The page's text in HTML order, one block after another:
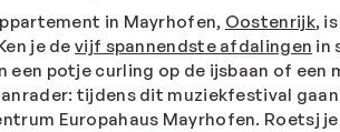
in Mayrhofen, Oostenrijk,
je devijf spannendste afdalingen in
een potje curling op de ijsbaan of
tijdens dit muziekfestival
Europahaus Mayrhofen. Roetsj